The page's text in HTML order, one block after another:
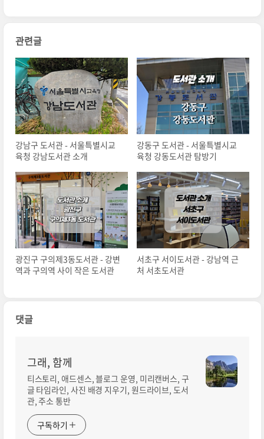
관련글
강남구 도서관 - 서울특별시교
육청 강남도서관 소개
강동구 도서관 - 서울특별시교
육청 강동도서관 탐방기
광진구 구의제3동도서관 - 강변
역과 구의역 사이 작은 도서관
서초구 서이도서관 - 강남역 근
처 서초도서관
댓글
그래, 함께
티스토리, 애드센스, 블로그 운영, 미리캔버스, 구
글 타임라인, 사진 배경 지우기, 원드라이브, 도서
관, 주소 통반
구독하기